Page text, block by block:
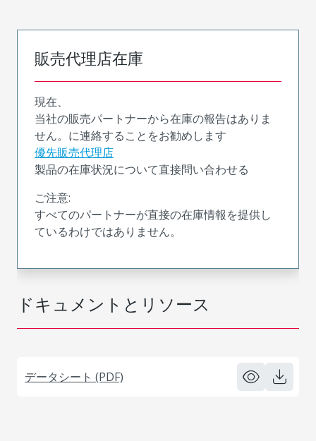
ドキュメントとリソース
データシート (PDF)
販売代理店在庫
現在、
当社の販売パートナーから在庫の報告はありま
せん。に連絡することをお勧めします
優先販売代理店
製品の在庫状況について直接問い合わせる
ご注意:
すべてのパートナーが直接の在庫情報を提供し
ているわけではありません。